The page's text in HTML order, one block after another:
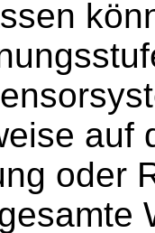
auf
oder